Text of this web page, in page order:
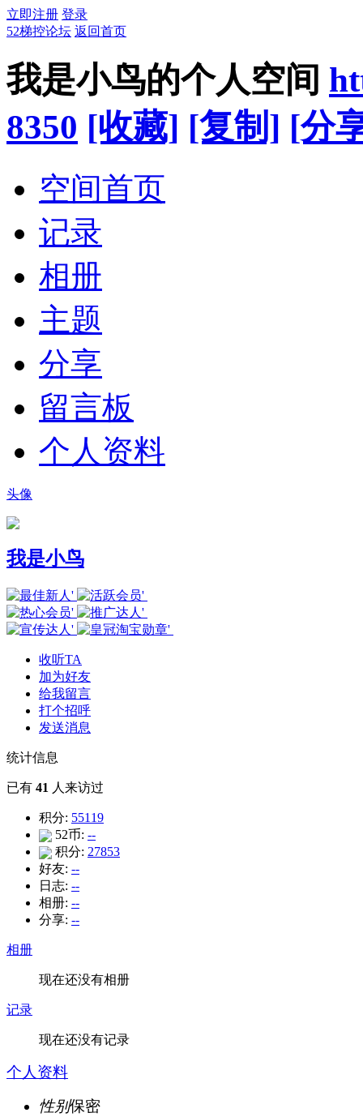
立即注册 登录
52梯控论坛 返回首页
我是小鸟的个人空间
8350 [收藏] [复制] [分
空间首页
记录
相册
主题
分享
留言板
个人资料
头像
我是小鸟
收听TA
加为好友
给我留言
打个招呼
发送消息
统计信息
已有 41 人来访过
积分: 55119
52币: --
积分: 27853
好友: --
日志: --
相册: --
分享: --
相册
现在还没有相册
记录
现在还没有记录
个人资料
性别保密